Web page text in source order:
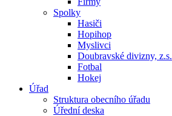
Spolky
Hasiči
Hopihop
Myslivci
Doubravské divizny, z.s.
Fotbal
Hokej
Úřad
Struktura obecního úřadu
Úřední deska